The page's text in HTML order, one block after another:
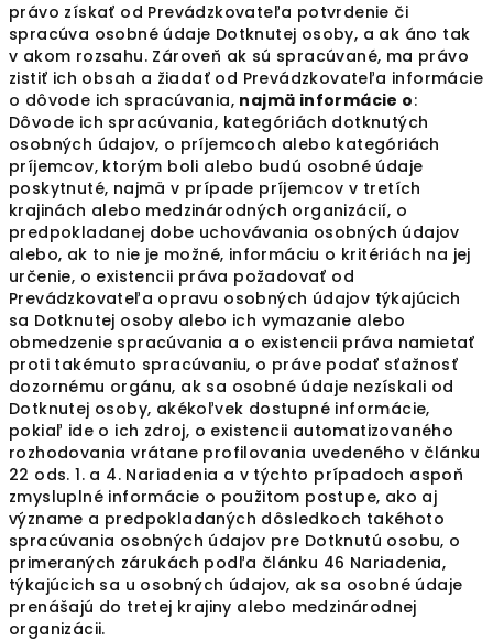
právo získať od Prevádzkovateľa potvrdenie či
spracúva osobné údaje Dotknutej osoby, a ak áno tak
v akom rozsahu. Zároveň ak sú spracúvané, ma právo
zistiť ich obsah a žiadať od Prevádzkovateľa informácie
o dôvode ich spracúvania, najmä informácie o:
Dôvode ich spracúvania, kategóriách dotknutých
osobných údajov, o príjemcoch alebo kategóriách
príjemcov, ktorým boli alebo budú osobné údaje
poskytnuté, najmä v prípade príjemcov v tretích
krajinách alebo medzinárodných organizácií, o
predpokladanej dobe uchovávania osobných údajov
alebo, ak to nie je možné, informáciu o kritériách na jej
určenie, o existencii práva požadovať od
Prevádzkovateľa opravu osobných údajov týkajúcich
sa Dotknutej osoby alebo ich vymazanie alebo
obmedzenie spracúvania a o existencii práva namietať
proti takémuto spracúvaniu, o práve podať sťažnosť
dozornému orgánu, ak sa osobné údaje nezískali od
Dotknutej osoby, akékoľvek dostupné informácie,
pokiaľ ide o ich zdroj, o existencii automatizovaného
rozhodovania vrátane profilovania uvedeného v článku
22 ods. 1. a 4. Nariadenia a v týchto prípadoch aspoň
zmysluplné informácie o použitom postupe, ako aj
význame a predpokladaných dôsledkoch takéhoto
spracúvania osobných údajov pre Dotknutú osobu, o
primeraných zárukách podľa článku 46 Nariadenia,
týkajúcich sa u osobných údajov, ak sa osobné údaje
prenášajú do tretej krajiny alebo medzinárodnej
organizácii.